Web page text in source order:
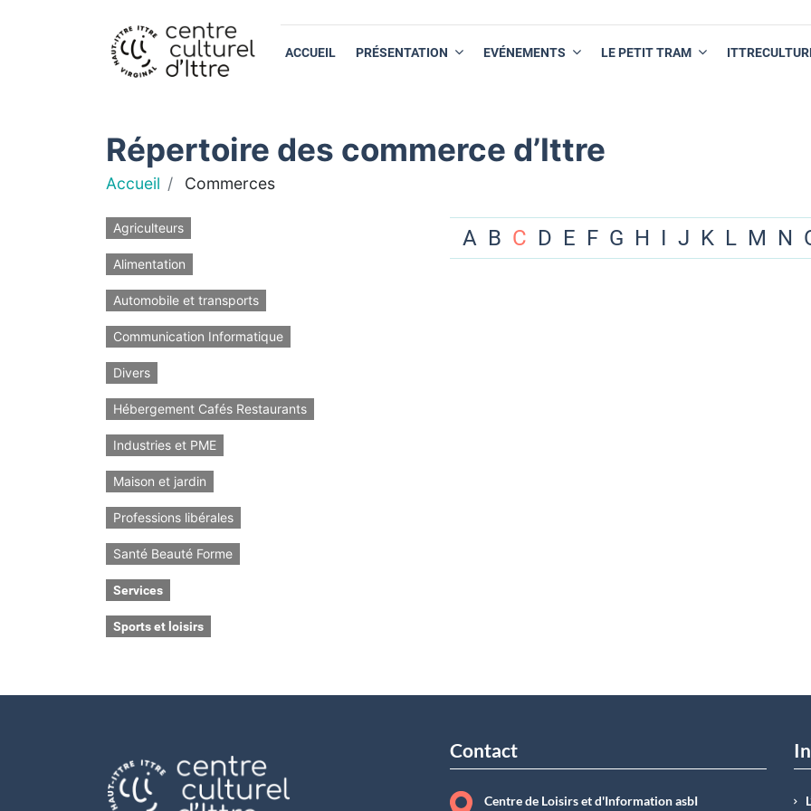
ACCUEIL PRÉSENTATION EVÉNEMENTS LE PETIT TRAM
Répertoire des commerce d’Ittre
Accueil Commerces
Agriculteurs
Alimentation
Automobile et transports
Communication Informatique
Divers
Hébergement Cafés Restaurants
Industries et PME
Maison et jardin
Professions libérales
Santé Beauté Forme
Services
Sports et loisirs
A B C D E F G H I J K L M N
Contact
Centre de Loisirs et d'Information asbI